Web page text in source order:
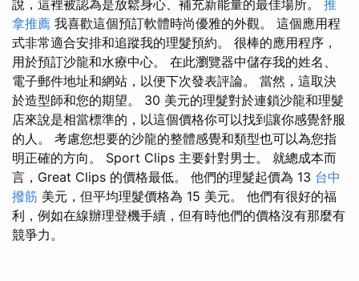
說，這裡被認為是放鬆身心、補充新能量的最佳場所。 推
拿推薦 我喜歡這個預訂軟體時尚優雅的外觀。 這個應用程
式非常適合安排和追蹤我的理髮預約。 很棒的應用程序，
用於預訂沙龍和水療中心。 在此瀏覽器中儲存我的姓名、
電子郵件地址和網站，以便下次發表評論。 當然，這取決
於造型師和您的期望。 30 美元的理髮對於連鎖沙龍和理髮
店來說是相當標準的，以這個價格你可以找到讓你感覺舒服
的人。 考慮您想要的沙龍的整體感覺和類型也可以為您指
明正確的方向。 Sport Clips 主要針對男士。 就總成本而
言，Great Clips 的價格最低。 他們的理髮起價為 13 台中
撥筋 美元，但平均理髮價格為 15 美元。 他們有很好的福
利，例如在線辦理登機手續，但有時他們的價格沒有那麼有
競爭力。